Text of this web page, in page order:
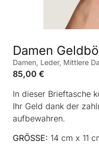
Damen
Damen, Leder, Mittlere
85,00 €
In dieser Brieftasche
Ihr Geld dank der
aufbewahren.
GRÖSSE: 14 cm x 11